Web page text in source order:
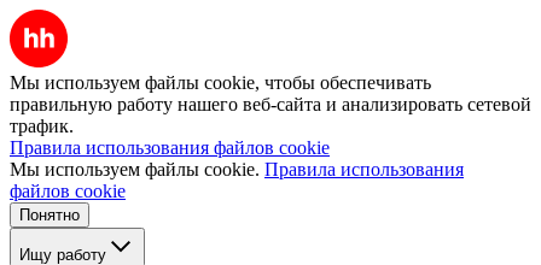
Мы используем файлы cookie, чтобы обеспечивать
правильную работу нашего веб-сайта и анализировать сетевой
трафик.
Правила использования файлов cookie
Мы используем файлы cookie. Правила использования
файлов cookie
Понятно
Ищу работу